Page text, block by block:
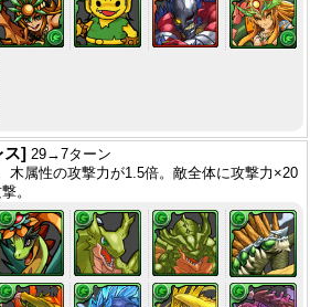
ス] 29→7ターン
木属性の攻撃力が1.5倍。敵全体に攻撃力×20
。